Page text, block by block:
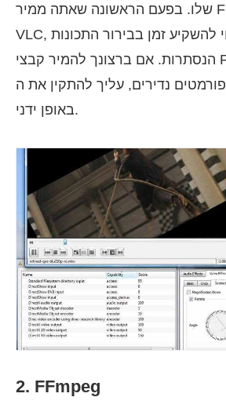
שלו. בפעם הראשונה שאתה ממיר FLV ל- MOV עם
VLC, אתה עשוי להשקיע זמן בבירור התכונות
הנסתרות. אם ברצונך להמיר קבצי FLV לכמה
פורמטים נדירים, עליך להתקין את ה- codec הקשורים
באופן ידני.
2. FFmpeg